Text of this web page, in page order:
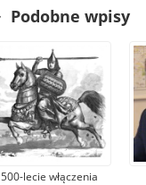
Podobne wpisy
500-lecie włączenia